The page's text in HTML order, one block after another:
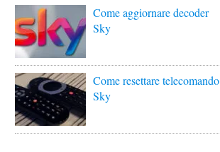
Come aggiornare decoder
Sky
Come resettare telecomando
Sky